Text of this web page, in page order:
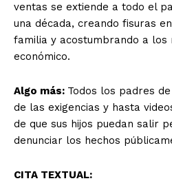
ventas se extiende a todo el
una década, creando fisuras
familia y acostumbrando a los
económico.
Algo más: Todos los padres
de las exigencias y hasta
de que sus hijos puedan salir
denunciar los hechos
CITA TEXTUAL: